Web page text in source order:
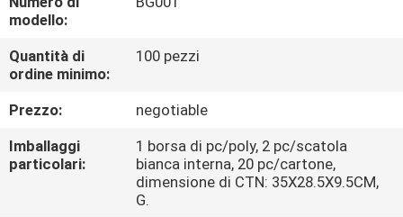
FABBRICA
CONTROLLO
DI
QUALITÀ
CONTATTICI
modello:
Quantità di
ordine minimo:
100 pezzi
Prezzo:
negotiable
Imballaggi
particolari:
1 borsa di pc/poly, 2 pc/scatola
bianca interna, 20 pc/cartone,
dimensione di CTN: 35X28.5X9.5CM,
G.